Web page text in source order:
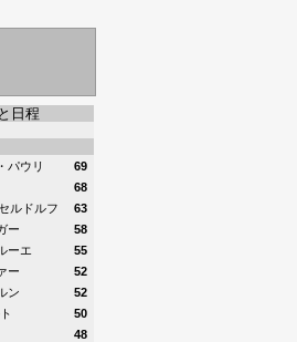
日程
パウリ
69
68
ルドルフ
63
ー
58
ーエ
55
ー
52
ン
52
50
48